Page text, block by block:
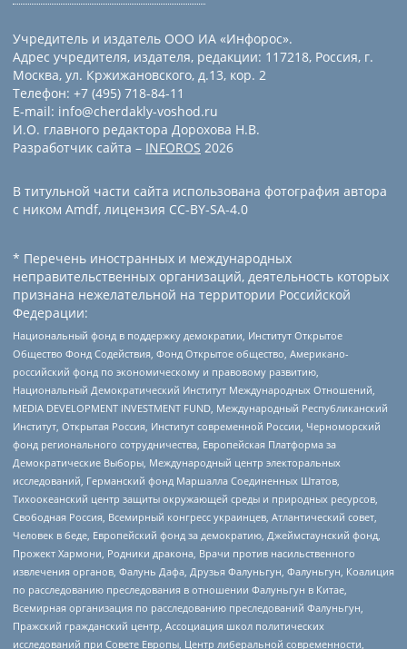
Учредитель и издатель ООО ИА «Инфорос».
Адрес учредителя, издателя, редакции: 117218, Россия, г.
Москва, ул. Кржижановского, д.13, кор. 2
Телефон: +7 (495) 718-84-11
E-mail: info@cherdakly-voshod.ru
И.О. главного редактора Дорохова Н.В.
Разработчик сайта – INFOROS 2026
В титульной части сайта использована фотография автора
с ником Amdf, лицензия CC-BY-SA-4.0
* Перечень иностранных и международных
неправительственных организаций, деятельность которых
признана нежелательной на территории Российской
Федерации:
Национальный фонд в поддержку демократии, Институт Открытое
Общество Фонд Содействия, Фонд Открытое общество, Американо-
российский фонд по экономическому и правовому развитию,
Национальный Демократический Институт Международных Отношений,
MEDIA DEVELOPMENT INVESTMENT FUND, Международный Республиканский
Институт, Открытая Россия, Институт современной России, Черноморский
фонд регионального сотрудничества, Европейская Платформа за
Демократические Выборы, Международный центр электоральных
исследований, Германский фонд Маршалла Соединенных Штатов,
Тихоокеанский центр защиты окружающей среды и природных ресурсов,
Свободная Россия, Всемирный конгресс украинцев, Атлантический совет,
Человек в беде, Европейский фонд за демократию, Джеймстаунский фонд,
Прожект Хармони, Родники дракона, Врачи против насильственного
извлечения органов, Фалунь Дафа, Друзья Фалуньгун, Фалуньгун, Коалиция
по расследованию преследования в отношении Фалуньгун в Китае,
Всемирная организация по расследованию преследований Фалуньгун,
Пражский гражданский центр, Ассоциация школ политических
исследований при Совете Европы, Центр либеральной современности,